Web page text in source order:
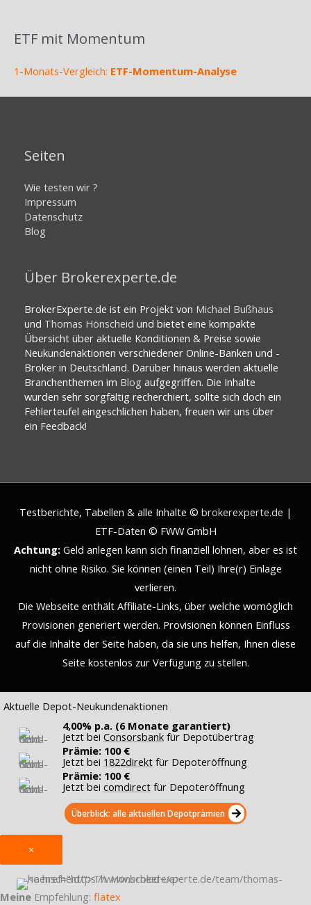
ETF mit Momentum
1-Monats-Vergleich: ETF-Momentum-Analyse
Seiten
Wie testen wir ?
Impressum
Datenschutz
Blog
Über Brokerexperte.de
BrokerExperte.de ist ein Projekt von Michael Bußhaus
und Thomas Hönscheid und bietet eine kompakte
Übersicht über aktuelle Konditionen & Preise sowie
Neukundenaktionen verschiedener Online-Banken und -
Broker in Deutschland. Darüber hinaus werden aktuelle
Branchenthemen im Blog aufgegriffen. Die Inhalte
wurden sehr sorgfältig recherchiert, sollte sich doch ein
Fehlerteufel eingeschlichen haben, freuen wir uns über
ein Feedback!
Testberichte, Tabellen & alle Inhalte © brokerexperte.de |
ETF-Daten © FWW GmbH
Achtung: Geld anlegen kann sich finanziell lohnen, aber es ist
nicht ohne Risiko. Sie können (einen Teil) Ihre(r) Einlage
verlieren.
Die Webseite enthält Affiliate-Links, über welche womöglich
Provisionen generiert werden. Provisionen können Einfluss
auf die Inhalte der Seite haben, da sie uns helfen, Ihnen diese
Seite kostenlos zur Verfügung zu stellen.
Aktuelle Depot-Neukundenaktionen
4,00% p.a. (6 Monate garantiert)
Jetzt bei Consorsbankfür Depotübertrag
Prämie: 100 €
Jetzt bei 1822direktfür Depoteröffnung
Prämie: 100 €
Jetzt bei comdirectfür Depoteröffnung
Überblick: alle aktuellen Depotprämien
×
Meine Empfehlung: flatex